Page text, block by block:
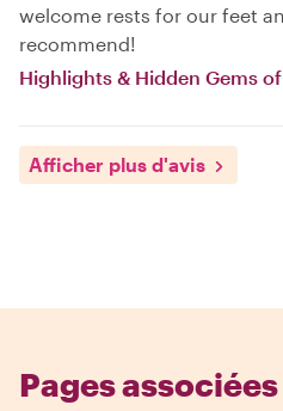
welcome rests for our feet
recommend!
Highlights & Hidden Gems
Afficher plus d'avis
Pages